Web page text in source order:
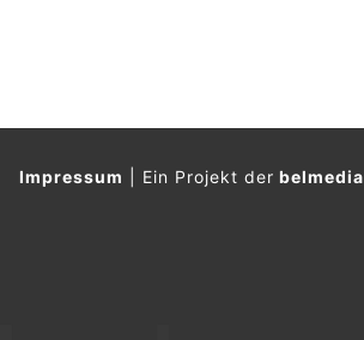
Impressum Ein Projekt derbelmedia